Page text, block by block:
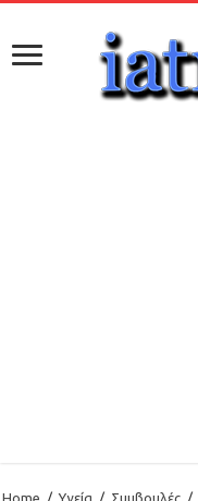
Home / Υγεία / Συμβουλές /